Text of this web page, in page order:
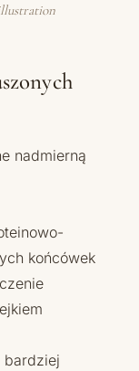
nadmierną
końcówek
bardziej